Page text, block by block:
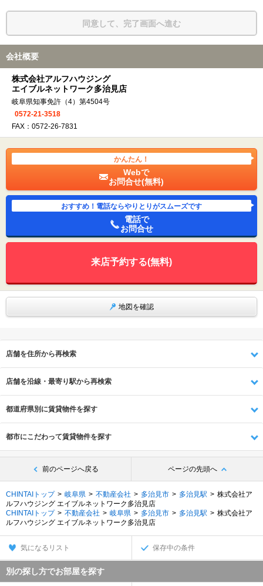
同意して、完了画面へ進む
会社概要
株式会社アルフハウジング
エイブルネットワーク多治見店
岐阜県知事免許（4）第4504号
0572-21-3518
FAX：0572-26-7831
かんたん！
Webで
お問合せ(無料)
おすすめ！電話ならやりとりがスムーズです
電話で
お問合せ
来店予約する(無料)
地図を確認
店舗を住所から再検索
店舗を沿線・最寄り駅から再検索
都道府県別に賃貸物件を探す
都市にこだわって賃貸物件を探す
前のページへ戻る ページの先頭へ
CHINTAIトップ 岐阜県 不動産会社 多治見市 多治見駅
株式会社ア
ルフハウジング エイブルネットワーク多治見店
CHINTAIトップ
不動産会社 岐阜県 多治見市 多治見駅
株式会社ア
ルフハウジング エイブルネットワーク多治見店
気になるリスト 保存中の条件
別の探し方でお部屋を探す